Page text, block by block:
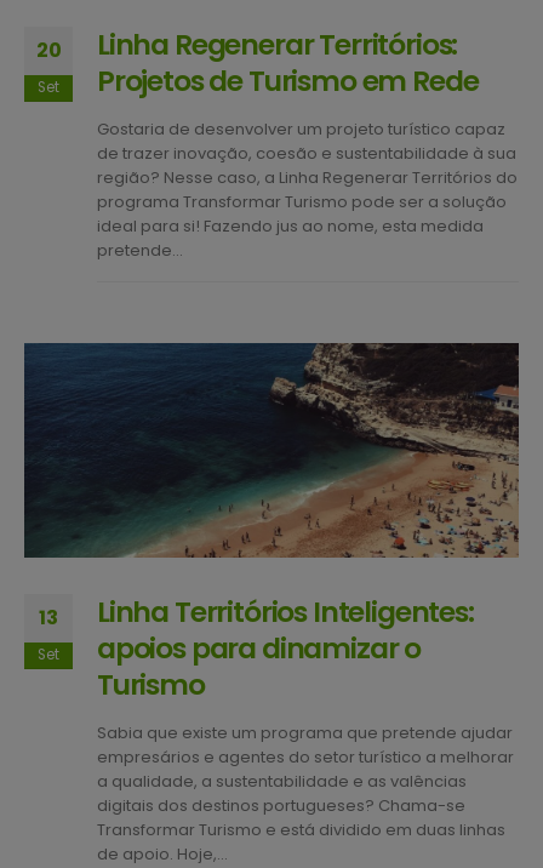
20
Set
Linha Regenerar Territórios:
Projetos de Turismo em Rede
Gostaria de desenvolver um projeto turístico capaz
de trazer inovação, coesão e sustentabilidade à sua
região? Nesse caso, a Linha Regenerar Territórios do
programa Transformar Turismo pode ser a solução
ideal para si! Fazendo jus ao nome, esta medida
pretende...
13
Set
Linha Territórios Inteligentes:
apoios para dinamizar o
Turismo
Sabia que existe um programa que pretende ajudar
empresários e agentes do setor turístico a melhorar
a qualidade, a sustentabilidade e as valências
digitais dos destinos portugueses? Chama-se
Transformar Turismo e está dividido em duas linhas
de apoio. Hoje,...